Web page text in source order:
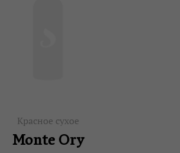
Красное сухое
Monte Ory